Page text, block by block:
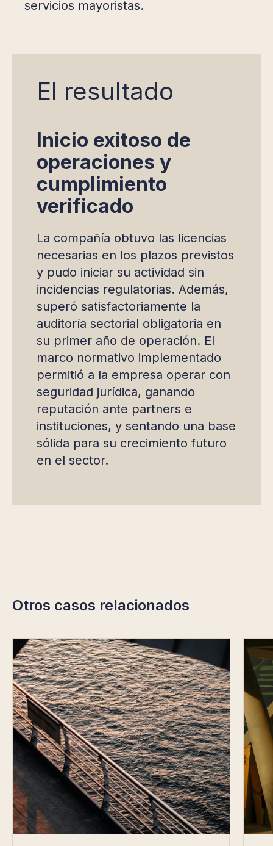
servicios mayoristas.
El resultado
Inicio exitoso de
operaciones y
cumplimiento
verificado
La compañía obtuvo las licencias
necesarias en los plazos previstos
y pudo iniciar su actividad sin
incidencias regulatorias. Además,
superó satisfactoriamente la
auditoría sectorial obligatoria en
su primer año de operación. El
marco normativo implementado
permitió a la empresa operar con
seguridad jurídica, ganando
reputación ante partners e
instituciones, y sentando una base
sólida para su crecimiento futuro
en el sector.
Otros casos relacionados